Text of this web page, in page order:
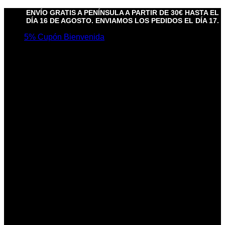
ENVÍO GRATIS A PENÍNSULA A PARTIR DE 30€ HASTA EL
DÍA 16 DE AGOSTO. ENVIAMOS LOS PEDIDOS EL DÍA 17.
5% Cupón Bienvenida